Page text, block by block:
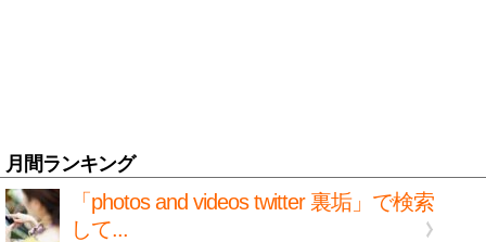
月間ランキング
「photos and videos twitter 裏垢」で検索
して...